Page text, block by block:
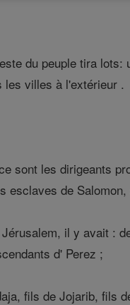
du peuple tira
les villes à l'extérieur .
sont les dirigeants
de
il y avait :
d' Perez ;
fils de Jojarib, fils